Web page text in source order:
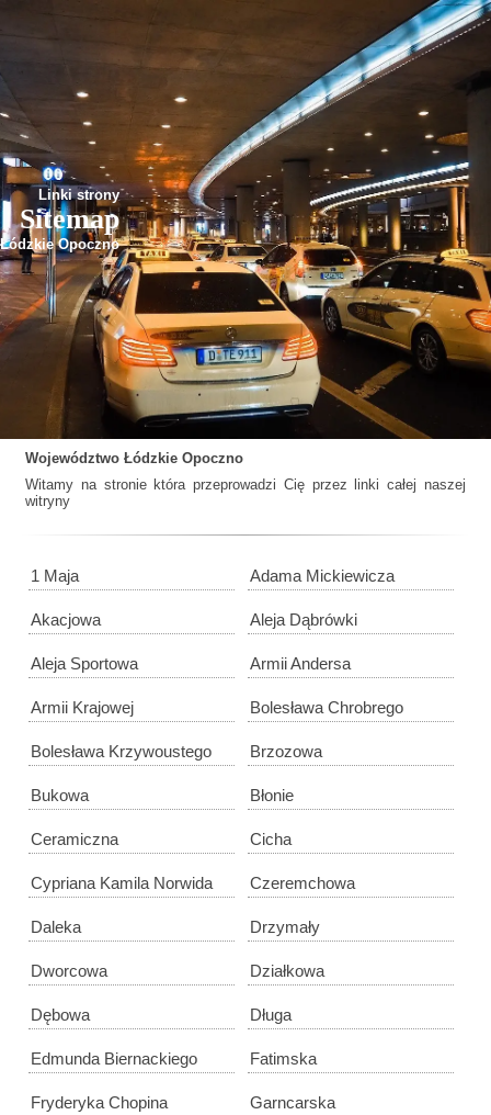
Linki strony
Sitemap
Łódzkie Opoczno
Województwo Łódzkie Opoczno
Witamy na stronie która przeprowadzi Cię przez linki całej naszej
witryny
1 Maja Adama Mickiewicza
Akacjowa Aleja Dąbrówki
Aleja Sportowa Armii Andersa
Armii Krajowej Bolesława Chrobrego
Bolesława Krzywoustego Brzozowa
Bukowa Błonie
Ceramiczna Cicha
Cypriana Kamila Norwida Czeremchowa
Daleka Drzymały
Dworcowa Działkowa
Dębowa Długa
Edmunda Biernackiego Fatimska
Fryderyka Chopina Garncarska